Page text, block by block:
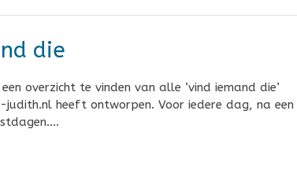
die
overzicht te vinden van alle ‘vind iemand die’
heeft ontworpen. Voor iedere dag, na een